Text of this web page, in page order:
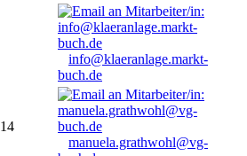
info@klaeranlage.markt-
buch.de
14
manuela.grathwohl@vg-